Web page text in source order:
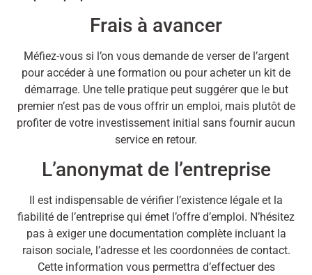
Frais à avancer
Méfiez-vous si l’on vous demande de verser de l’argent
pour accéder à une formation ou pour acheter un kit de
démarrage. Une telle pratique peut suggérer que le but
premier n’est pas de vous offrir un emploi, mais plutôt de
profiter de votre investissement initial sans fournir aucun
service en retour.
L’anonymat de l’entreprise
Il est indispensable de vérifier l’existence légale et la
fiabilité de l’entreprise qui émet l’offre d’emploi. N’hésitez
pas à exiger une documentation complète incluant la
raison sociale, l’adresse et les coordonnées de contact.
Cette information vous permettra d’effectuer des